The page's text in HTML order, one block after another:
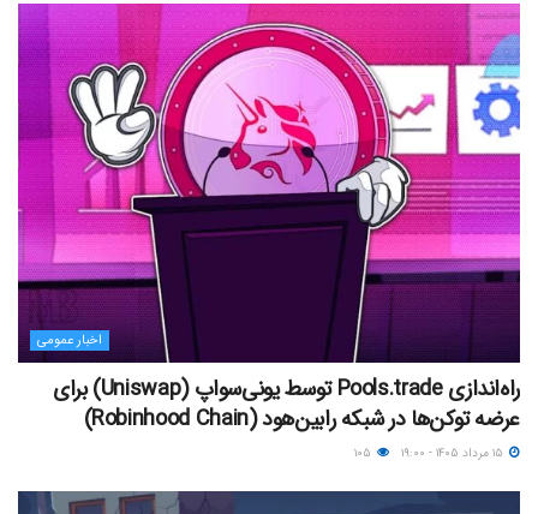
اخبار عمومی
راه‌اندازی Pools.trade توسط یونی‌سواپ (Uniswap) برای
عرضه توکن‌ها در شبکه رابین‌هود (Robinhood Chain)